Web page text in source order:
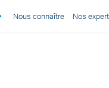
Nous connaître Nos